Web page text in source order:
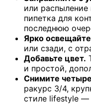
или распыление
пипетка для
последнюю
Ярко
или сзади, с
Добавьте цвет.
и простой,
Снимите
ракурс 3/4,
стиле lifestyle —